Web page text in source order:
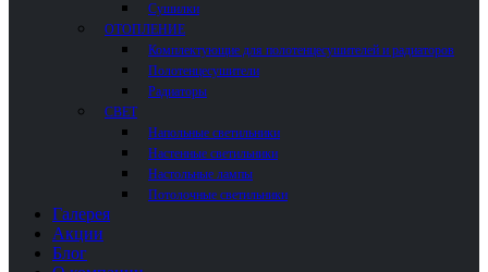
Сушилки
ОТОПЛЕНИЕ
Комплектующие для полотенцесушителей и радиаторов
Полотенцесушители
Радиаторы
СВЕТ
Напольные светильники
Настенные светильники
Настольные лампы
Потолочные светильники
Галерея
Акции
Блог